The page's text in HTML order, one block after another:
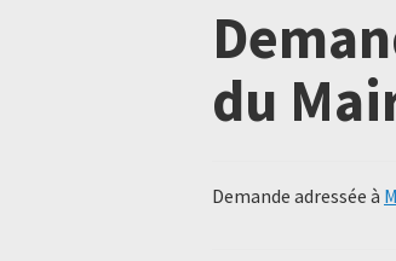
du
Demande adressée à